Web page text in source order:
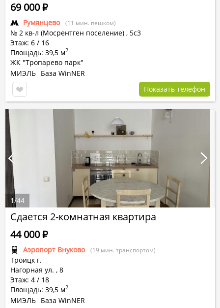
Румянцево (11 мин. пешком)
№ 2 кв-л (Мосрентген поселение) , 5с3
Этаж: 6 / 16
Площадь: 39,5 м2
ЖК "Тропарево парк"
69 000Р
МИЭЛЬ База WinNER
Показать телефон
Сдается 2-комнатная квартира
Аэропорт Внуково (19 мин. транспортом)
Троицк г.
Нагорная ул. , 8
Этаж: 4 / 18
Площадь: 39,5 м2
44 000Р
МИЭЛЬ База WinNER
1/44